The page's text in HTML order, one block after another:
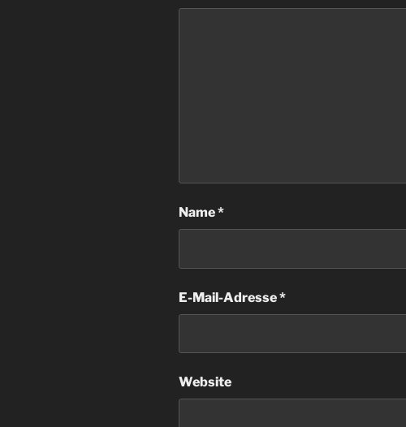
Name*
E-Mail-Adresse*
Website